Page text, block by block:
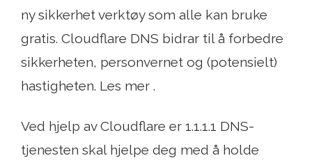
ny sikkerhet verktøy som alle kan bruke
gratis. Cloudflare DNS bidrar til å forbedre
sikkerheten, personvernet og (potensielt)
hastigheten. Les mer .
Ved hjelp av Cloudflare er 1.1.1.1 DNS-
tjenesten skal hjelpe deg med å holde